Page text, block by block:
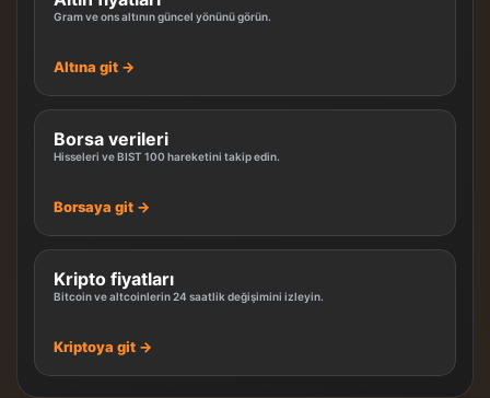
Gram ve ons altının güncel yönünü görün.
Altına git →
Borsa verileri
Hisseleri ve BIST 100 hareketini takip edin.
Borsaya git →
Kripto fiyatları
Bitcoin ve altcoinlerin 24 saatlik değişimini izleyin.
Kriptoya git →